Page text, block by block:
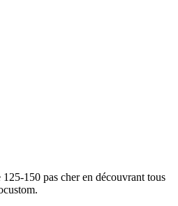
150 pas cher en découvrant tous